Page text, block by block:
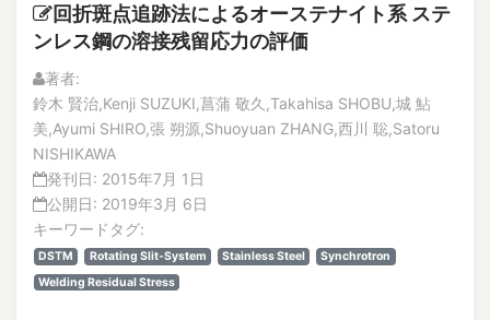
above the ceiling
Absolute Risk Achievement Worth
ABWR
ac
ac excitation
AC Magnetization Method
AC magnetization method
AC/DC motors
academic-industry partnership
accelerated life test
No. 3
論文
特集記事
No. 2
論文
解説記事
特集記事
No.1
論文
解説記事
特集記事
回折斑点追跡法によるオーステナイト系 ステ
ンレス鋼の溶接残留応力の評価
著者:
鈴木 賢治,Kenji SUZUKI,菖蒲 敬久,Takahisa SHOBU,城 鮎
美,Ayumi SHIRO,張 朔源,Shuoyuan ZHANG,西川 聡,Satoru
NISHIKAWA
発刊日: 2015年7月 1日
公開日: 2019年3月 6日
キーワードタグ:
DSTM Rotating Slit-System Stainless Steel
Synchrotron
Welding Residual Stress